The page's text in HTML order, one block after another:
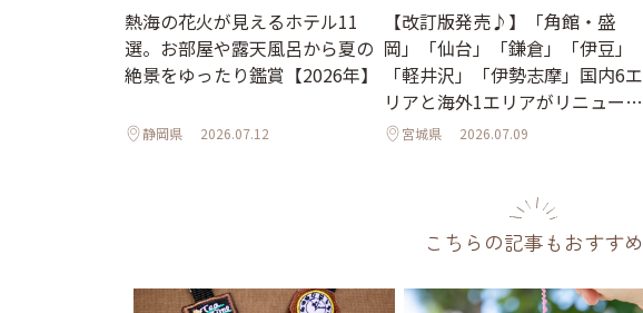
熱海の花火が見えるホテル11
選。お部屋や露天風呂から夏の
絶景をゆったり鑑賞【2026年】
静岡県 2026.07.12
【改訂版発売♪】「角館・盛
岡」「仙台」「鎌倉」「伊豆」
「軽井沢」「伊勢志摩」国内6エ
リアと海外1エリアがリニューア
ル宮城県 2026.07.09
こちらの記事もおすすめ